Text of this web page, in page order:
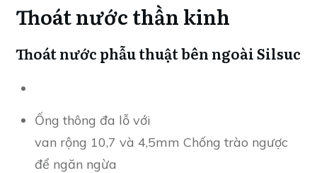
Thoát nước thần kinh
Thoát nước phẫu thuật bên ngoài Silsuc
Ống thông đa lỗ với
van rộng 10,7 và 4,5mm Chống trào ngược
để ngăn ngừa